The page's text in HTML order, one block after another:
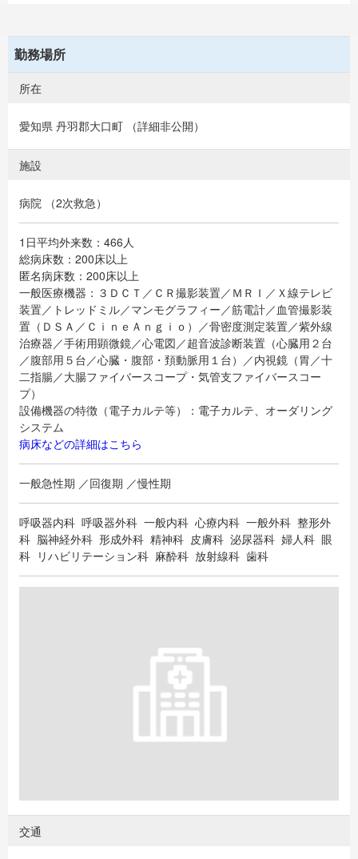
勤務場所
所在
愛知県 丹羽郡大口町 （詳細非公開）
施設
病院 （2次救急）
1日平均外来数：466人
総病床数：200床以上
匿名病床数：200床以上
一般医療機器：３ＤＣＴ／ＣＲ撮影装置／ＭＲＩ／Ｘ線テレビ
装置／トレッドミル／マンモグラフィー／筋電計／血管撮影装
置（ＤＳＡ／ＣｉｎｅＡｎｇｉｏ）／骨密度測定装置／紫外線
治療器／手術用顕微鏡／心電図／超音波診断装置（心臓用２台
／腹部用５台／心臓・腹部・頚動脈用１台）／内視鏡（胃／十
二指腸／大腸ファイバースコープ・気管支ファイバースコー
プ）
設備機器の特徴（電子カルテ等）：電子カルテ、オーダリング
システム
病床などの詳細はこちら
一般急性期 ／回復期 ／慢性期
呼吸器内科 呼吸器外科 一般内科 心療内科 一般外科 整形外
科 脳神経外科 形成外科 精神科 皮膚科 泌尿器科 婦人科 眼
科 リハビリテーション科 麻酔科 放射線科 歯科
交通